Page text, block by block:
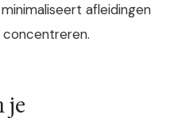
afleidingen
je